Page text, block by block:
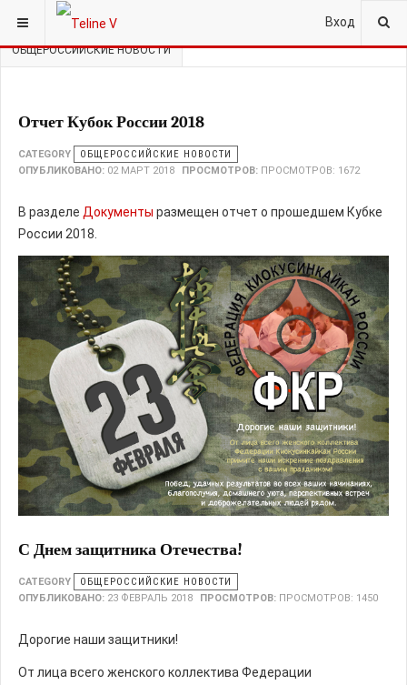
Вход
ВЫ ЗДЕСЬ: ГЛАВНАЯ
ОБЩЕРОССИЙСКИЕ НОВОСТИ
Отчет Кубок России 2018
CATEGORY
ОБЩЕРОССИЙСКИЕ НОВОСТИ
ОПУБЛИКОВАНО: 02 МАРТ 2018 ПРОСМОТРОВ: ПРОСМОТРОВ: 1672
В разделе Документы размещен отчет о прошедшем Кубке
России 2018.
С Днем защитника Отечества!
CATEGORY
ОБЩЕРОССИЙСКИЕ НОВОСТИ
ОПУБЛИКОВАНО: 23 ФЕВРАЛЬ 2018 ПРОСМОТРОВ: ПРОСМОТРОВ: 1450
Дорогие наши защитники!
От лица всего женского коллектива Федерации